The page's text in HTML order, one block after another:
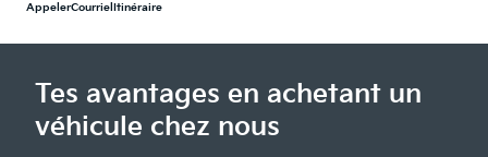
AppelerCourriel Itinéraire
Tes avantages en achetant un
véhicule chez nous